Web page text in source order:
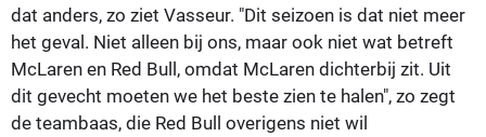
dat anders, zo ziet Vasseur. "Dit seizoen is dat niet meer
het geval. Niet alleen bij ons, maar ook niet wat betreft
McLaren en Red Bull, omdat McLaren dichterbij zit. Uit
dit gevecht moeten we het beste zien te halen", zo zegt
de teambaas, die Red Bull overigens niet wil